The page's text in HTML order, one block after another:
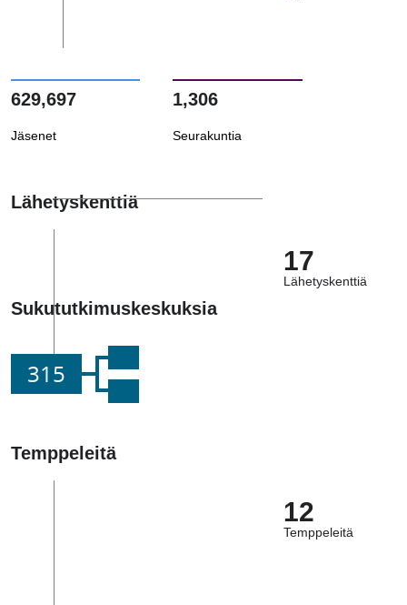
629,697
Jäsenet
1,306
Seurakuntia
Lähetyskenttiä
17
Lähetyskenttiä
Sukututkimuskeskuksia
315
Temppeleitä
12
Temppeleitä